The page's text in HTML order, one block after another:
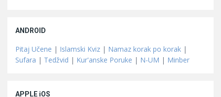
ANDROID
Pitaj Učene | Islamski Kviz | Namaz korak po korak |
Sufara | Tedžvid | Kur'anske Poruke | N-UM | Minber
APPLE iOS